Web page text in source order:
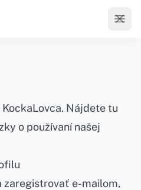
Nájdete tu
o používaní našej
zaregistrovať e-mailom,